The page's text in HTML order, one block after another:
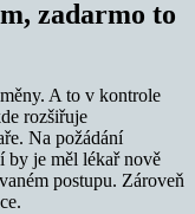
zadarmo to
A to v kontrole
rozšiřuje
Na požádání
by je měl lékař nově
postupu. Zároveň